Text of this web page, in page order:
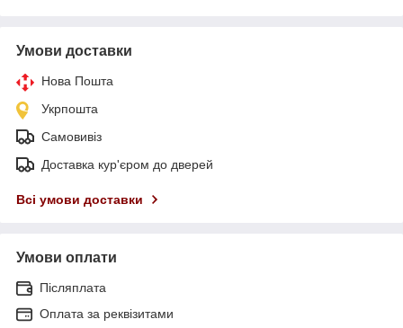
Умови доставки
Нова Пошта
Укрпошта
Самовивіз
Доставка кур'єром до дверей
Всі умови доставки
Умови оплати
Післяплата
Оплата за реквізитами